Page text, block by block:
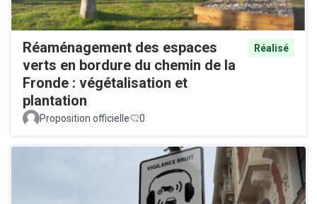
Réaménagement des espaces
verts en bordure du chemin de la
Fronde : végétalisation et
plantation
Réalisé
Proposition officielle 0